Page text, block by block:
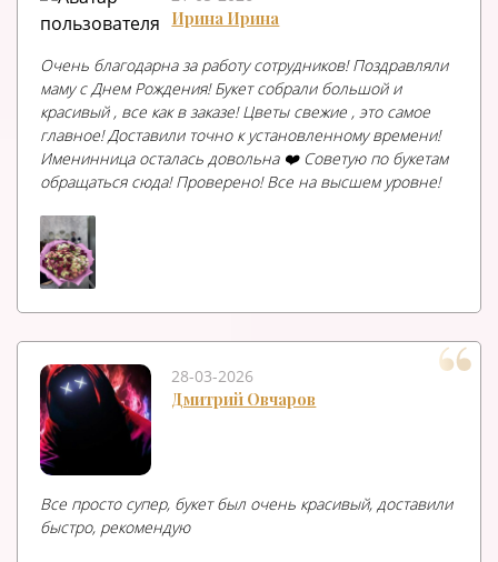
Ирина Ирина
Очень благодарна за работу сотрудников! Поздравляли
маму с Днем Рождения! Букет собрали большой и
красивый , все как в заказе! Цветы свежие , это самое
главное! Доставили точно к установленному времени!
Именинница осталась довольна ❤️ Советую по букетам
обращаться сюда! Проверено! Все на высшем уровне!
28-03-2026
Дмитрий Овчаров
Все просто супер, букет был очень красивый, доставили
быстро, рекомендую